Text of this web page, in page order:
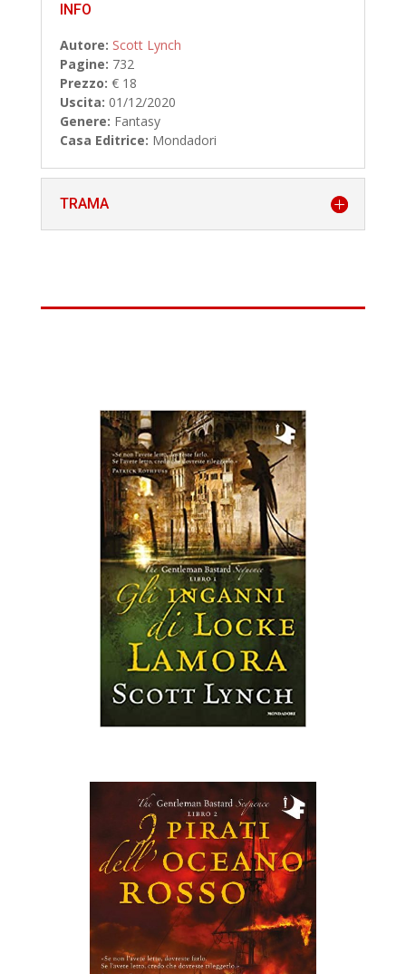
INFO
Autore: Scott Lynch
Pagine: 732
Prezzo: € 18
Uscita: 01/12/2020
Genere: Fantasy
Casa Editrice: Mondadori
TRAMA